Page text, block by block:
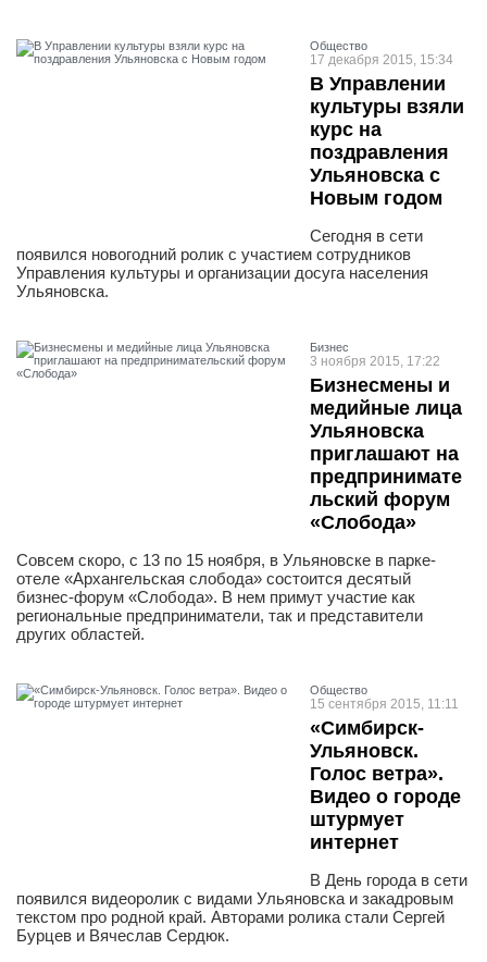
Общество
17 декабря 2015, 15:34
В Управлении
культуры взяли
курс на
поздравления
Ульяновска с
Новым годом
Сегодня в сети
появился новогодний ролик с участием сотрудников
Управления культуры и организации досуга населения
Ульяновска.
Бизнес
3 ноября 2015, 17:22
Бизнесмены и
медийные лица
Ульяновска
приглашают на
предпринимате
льский форум
«Слобода»
Совсем скоро, с 13 по 15 ноября, в Ульяновске в парке-
отеле «Архангельская слобода» состоится десятый
бизнес-форум «Слобода». В нем примут участие как
региональные предприниматели, так и представители
других областей.
Общество
15 сентября 2015, 11:11
«Симбирск-
Ульяновск.
Голос ветра».
Видео о городе
штурмует
интернет
В День города в сети
появился видеоролик с видами Ульяновска и закадровым
текстом про родной край. Авторами ролика стали Сергей
Бурцев и Вячеслав Сердюк.